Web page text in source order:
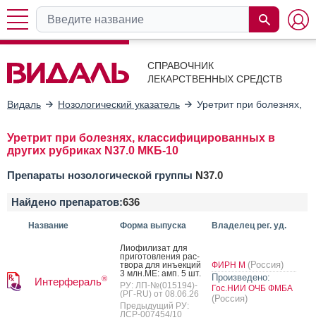
СПРАВОЧНИК
ЛЕКАРСТВЕННЫХ СРЕДСТВ
Видаль Нозологический указатель Уретрит при болезнях,
Уретрит при болезнях, классифицированных в
других рубриках N37.0 МКБ-10
Препараты нозологической группы N37.0
Найдено препаратов:636
Название Форма выпуска Владелец рег. уд.
Интерфераль®
Ли­офи­лизат для
при­готов­ле­ния рас­
тво­ра для инъ­ек­ций
3 млн.МЕ: амп. 5 шт.
РУ: ЛП-№(015194)-
(РГ-RU) от 08.06.26
Предыдущий РУ:
ЛСР-007454/10
ФИРН М (Россия)
Произведено:
Гос.НИИ ОЧБ ФМБА
(Россия)